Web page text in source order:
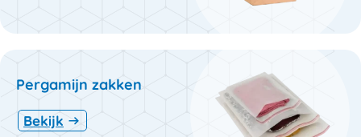
Pergamijn zakken
Bekijk